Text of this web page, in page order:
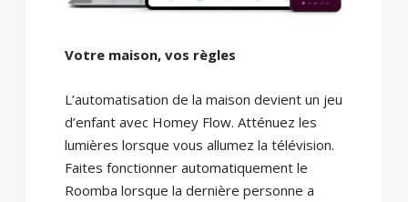
Votre maison, vos règles
L’automatisation de la maison devient un jeu
d’enfant avec Homey Flow. Atténuez les
lumières lorsque vous allumez la télévision.
Faites fonctionner automatiquement le
Roomba lorsque la dernière personne a